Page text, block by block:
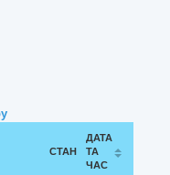
СТАН
ДАТА
ТА
ЧАС